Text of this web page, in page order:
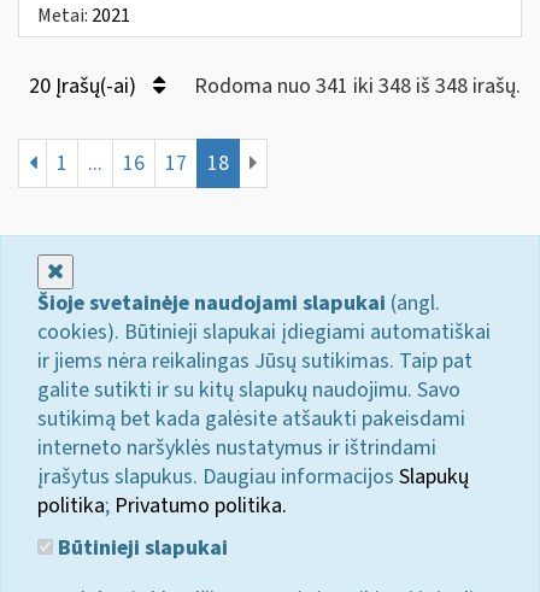
Metai: 2021
20 Įrašų(-ai) Rodoma nuo 341 iki 348 iš 348 irašų.
1 ... 16 17 18
Šioje svetainėje naudojami slapukai (angl.
cookies). Būtinieji slapukai įdiegiami automatiškai
ir jiems nėra reikalingas Jūsų sutikimas. Taip pat
galite sutikti ir su kitų slapukų naudojimu. Savo
sutikimą bet kada galėsite atšaukti pakeisdami
interneto naršyklės nustatymus ir ištrindami
įrašytus slapukus. Daugiau informacijos Slapukų
politika; Privatumo politika.
Būtinieji slapukai